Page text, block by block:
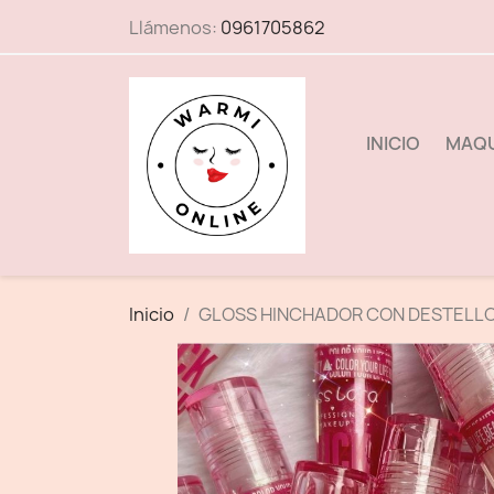
Llámenos: 0961705862
INICIO
Inicio GLOSS HINCHADOR CON